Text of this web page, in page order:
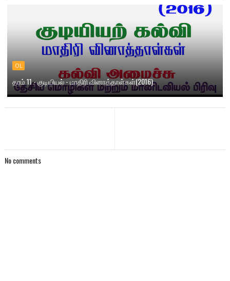
OL
தரம் 11 - குடியியல் - மாதிரி வினாத்தாள்கள்(2016)
No comments